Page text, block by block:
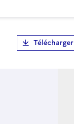
Télécharger